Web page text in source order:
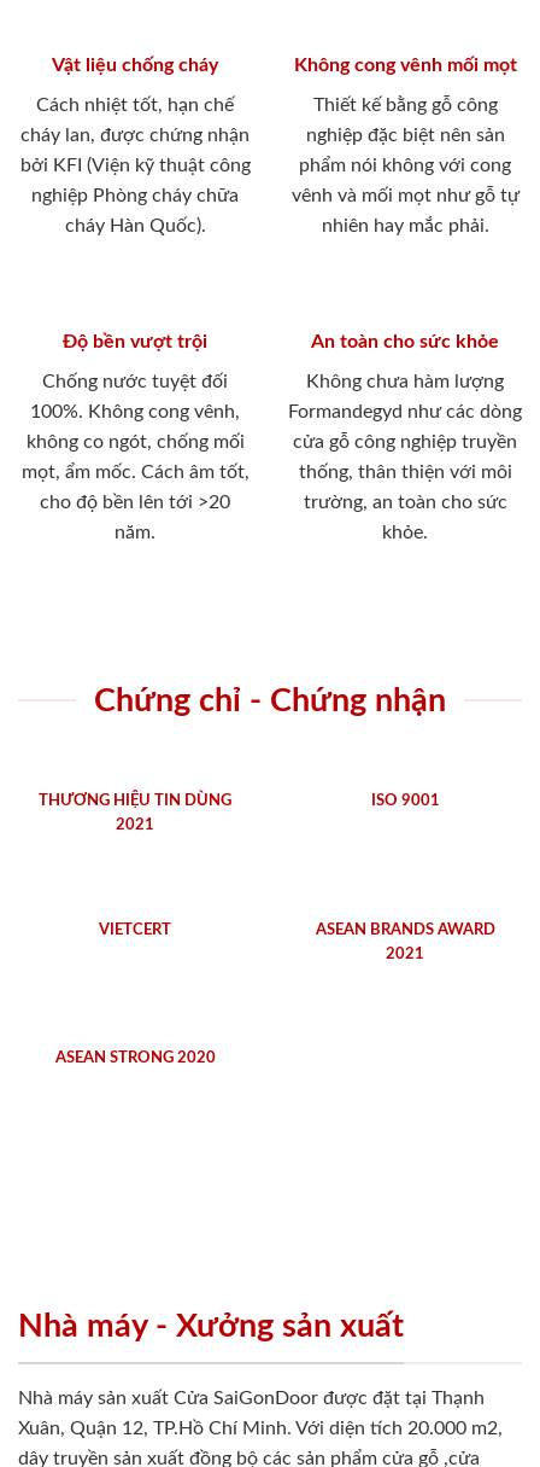
Vật liệu chống cháy
Cách nhiệt tốt, hạn chế
cháy lan, được chứng nhận
bởi KFI (Viện kỹ thuật công
nghiệp Phòng cháy chữa
cháy Hàn Quốc).
Không cong vênh mối mọt
Thiết kế bằng gỗ công
nghiệp đặc biệt nên sản
phẩm nói không với cong
vênh và mối mọt như gỗ tự
nhiên hay mắc phải.
Độ bền vượt trội
Chống nước tuyệt đối
100%. Không cong vênh,
không co ngót, chống mối
mọt, ẩm mốc. Cách âm tốt,
cho độ bền lên tới >20
năm.
An toàn cho sức khỏe
Không chưa hàm lượng
Formandegyd như các dòng
cửa gỗ công nghiệp truyền
thống, thân thiện với môi
trường, an toàn cho sức
khỏe.
Chứng chỉ - Chứng nhận
THƯƠNG HIỆU TIN DÙNG
2021
ISO 9001
VIETCERT
ASEAN BRANDS AWARD
2021
ASEAN STRONG 2020
Nhà máy - Xưởng sản xuất
Nhà máy sản xuất Cửa SaiGonDoor được đặt tại Thạnh
Xuân, Quận 12, TP.Hồ Chí Minh. Với diện tích 20.000 m2,
dây truyền sản xuất đồng bộ các sản phẩm cửa gỗ ,cửa